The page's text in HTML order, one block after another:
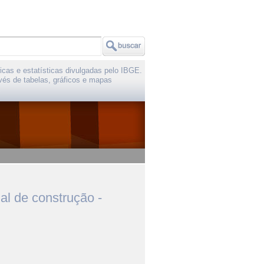
e estatísticas divulgadas pelo IBGE.
de tabelas, gráficos e mapas
de construção -